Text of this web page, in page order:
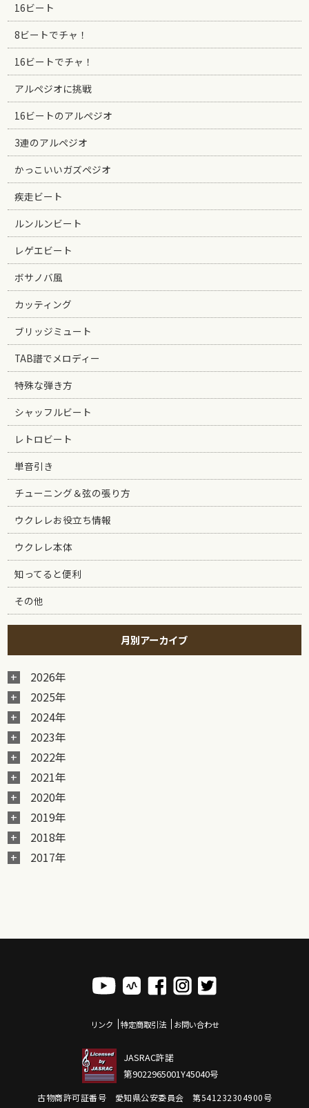
16ビート
8ビートでチャ！
16ビートでチャ！
アルペジオに挑戦
16ビートのアルペジオ
3連のアルペジオ
かっこいいガズペジオ
疾走ビート
ルンルンビート
レゲエビート
ボサノバ風
カッティング
ブリッジミュート
TAB譜でメロディー
特殊な弾き方
シャッフルビート
レトロビート
単音引き
チューニング＆弦の張り方
ウクレレお役立ち情報
ウクレレ本体
知ってると便利
その他
月別アーカイブ
2026年
2025年
2024年
2023年
2022年
2021年
2020年
2019年
2018年
2017年
リンク 特定商取引法 お問い合わせ
JASRAC許諾
第9022965001Y45040号
古物商許可証番号 愛知県公安委員会 第541232304900号